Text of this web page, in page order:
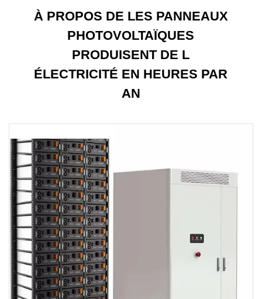
À PROPOS DE LES PANNEAUX
PHOTOVOLTAÏQUES
PRODUISENT DE L
ÉLECTRICITÉ EN HEURES PAR
AN